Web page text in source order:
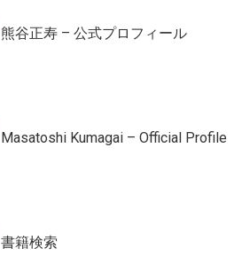
熊谷正寿 – 公式プロフィール
Masatoshi Kumagai – Official Profile
書籍検索